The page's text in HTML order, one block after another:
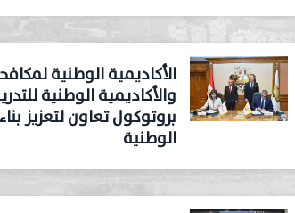
الأكاديمية الوطنية
والأكاديمية الوطنية
بروتوكول تعاون لتعزيز
الوطنية